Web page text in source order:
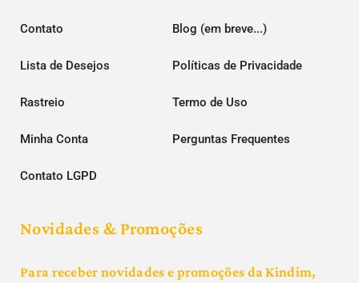
Contato Blog (em breve...)
Lista de Desejos Políticas de Privacidade
Rastreio Termo de Uso
Minha Conta Perguntas Frequentes
Contato LGPD
Novidades & Promoções
Para receber novidades e promoções da Kindim,